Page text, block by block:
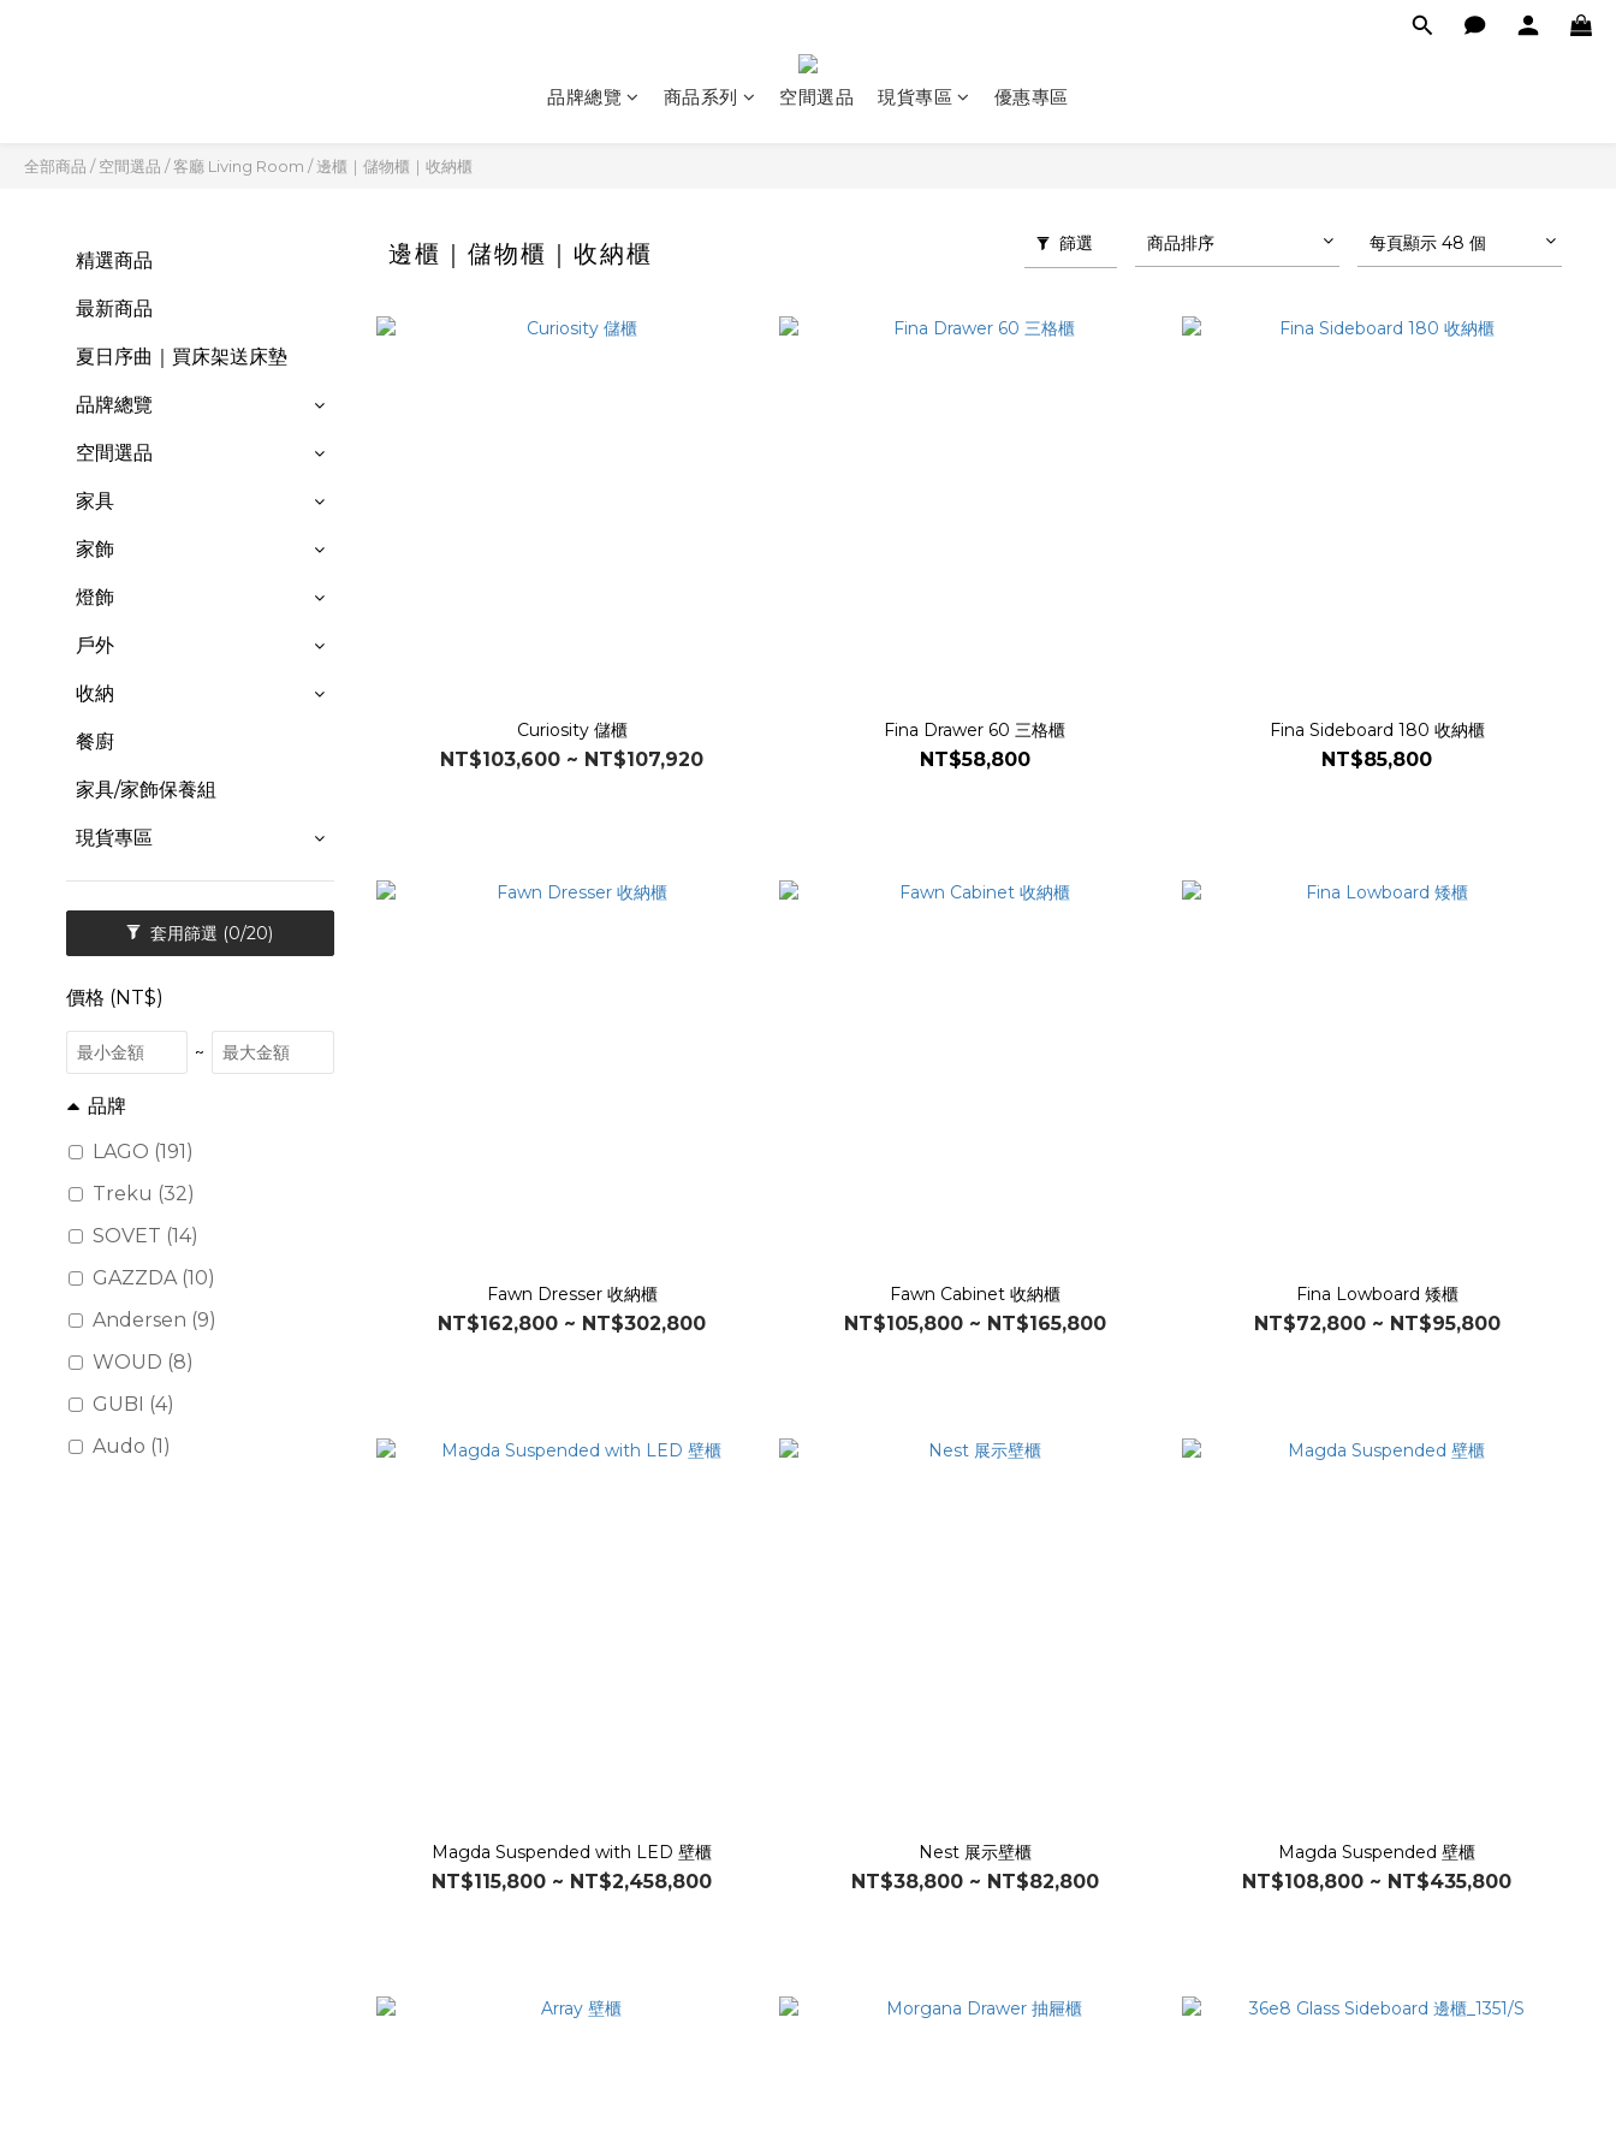
品牌總覽 商品系列 空間選品 現貨專區 優惠專區
全部商品 /空間選品 /客廳 Living Room /邊櫃｜儲物櫃｜收納櫃
精選商品
最新商品
夏日序曲｜買床架送床墊
品牌總覽
空間選品
家具
家飾
燈飾
戶外
收納
餐廚
家具/家飾保養組
現貨專區
套用篩選 (0/20)
價格 (NT$)
~
品牌
LAGO (191)
Treku (32)
SOVET (14)
GAZZDA (10)
Andersen (9)
WOUD (8)
GUBI (4)
Audo (1)
邊櫃｜儲物櫃｜收納櫃 篩選 商品排序 每頁顯示 48 個
Curiosity 儲櫃
NT$103,600 ~ NT$107,920
Fina Drawer 60 三格櫃
NT$58,800
Fina Sideboard 180 收納櫃
NT$85,800
Fawn Dresser 收納櫃
NT$162,800 ~ NT$302,800
Fawn Cabinet 收納櫃
NT$105,800 ~ NT$165,800
Fina Lowboard 矮櫃
NT$72,800 ~ NT$95,800
Magda Suspended with LED 壁櫃
NT$115,800 ~ NT$2,458,800
Nest 展示壁櫃
NT$38,800 ~ NT$82,800
Magda Suspended 壁櫃
NT$108,800 ~ NT$435,800